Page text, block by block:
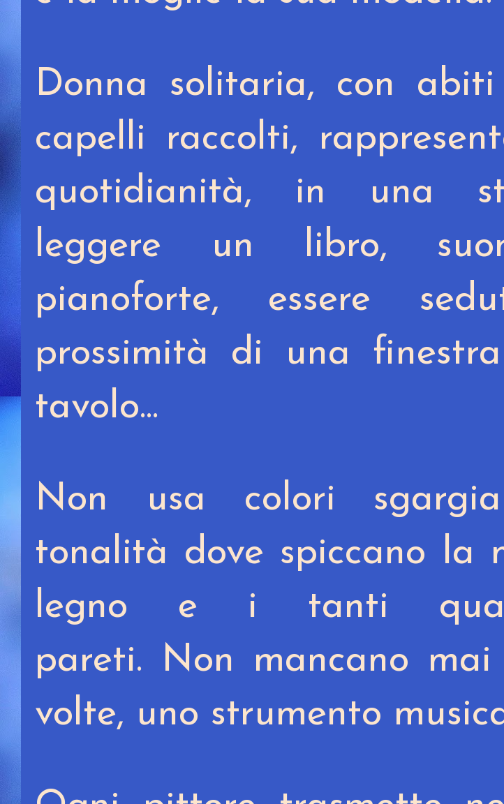
Donna solitaria, con
capelli raccolti,
quotidianità, in una
leggere un libro,
pianoforte, essere
prossimità di una
tavolo...
Non usa colori
tonalità dove spiccano la
legno e i tanti
pareti.
Non mancano
volte, uno strumento